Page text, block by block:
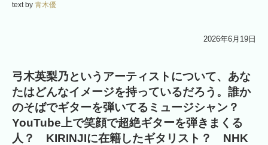
text by 青木優
2026年6月19日
弓木英梨乃というアーティストについて、あな
たはどんなイメージを持っているだろう。誰か
のそばでギターを弾いてるミュージシャン？
YouTube上で笑顔で超絶ギターを弾きまくる
人？ KIRINJIに在籍したギタリスト？ NHK